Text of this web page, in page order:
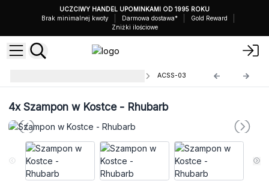
UCZCIWY HANDEL UPOMINKAMI OD 1995 ROKU
Brak minimalnej kwoty
Darmowa dostawa*
Gold Reward
Zniżki ilościowe
ACSS-03
4xSzampon w Kostce - Rhubarb